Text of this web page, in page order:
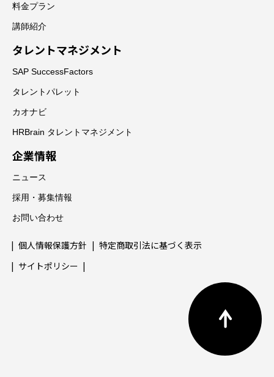
料金プラン
講師紹介
タレントマネジメント
SAP SuccessFactors
タレントパレット
カオナビ
HRBrain タレントマネジメント
企業情報
ニュース
採用・募集情報
お問い合わせ
個人情報保護方針
特定商取引法に基づく表示
サイトポリシー